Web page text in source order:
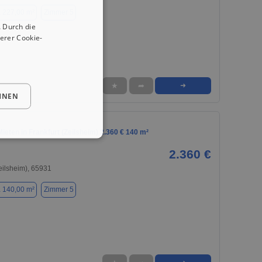
★ ➦ ➜
in Frankfurt (Zeilsheim) 2.360 € 140 m²
2.360 €
65931
140,00 m² Zimmer 5
die
Cookie-